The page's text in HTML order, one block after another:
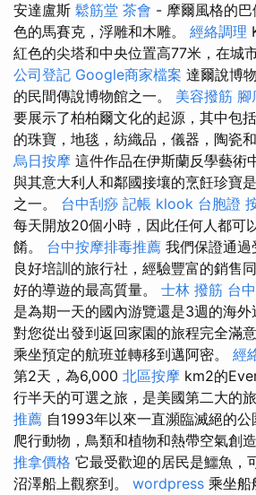
安達盧斯 鬆筋堂 茶會 - 摩爾風格的
色的馬賽克，浮雕和木雕。 經絡調理
紅色的尖塔和中央位置高77米，在城
公司登記 Google商家檔案 達爾說博
的民間傳說博物館之一。 美容撥筋 腳
要展示了柏柏爾文化的起源，其中包
的珠寶，地毯，紡織品，儀器，陶瓷
烏日按摩 這件作品在伊斯蘭反學藝術
與其意大利人和鄰國接壤的烹飪珍寶
之一。 台中刮痧 記帳 klook 台胞證
每天開放20個小時，因此任何人都可
餚。 台中按摩排毒推薦 我們保證通過
良好培訓的旅行社，經驗豐富的銷售
好的導遊的最高質量。 士林 撥筋 台
是為期一天的國內游覽還是3週的海
對您從出發到返回家園的旅程完全滿
乘坐預定的航班並轉移到邁阿密。 經
第2天，為6,000 北區按摩 km2的
行半天的可選之旅，是美國第二大的
推薦 自1993年以來一直瀕臨滅絕的
爬行動物，鳥類和植物和熱帶空氣創
推拿價格 它最受歡迎的居民是鱷魚，
沼澤船上觀察到。 wordpress 乘坐船